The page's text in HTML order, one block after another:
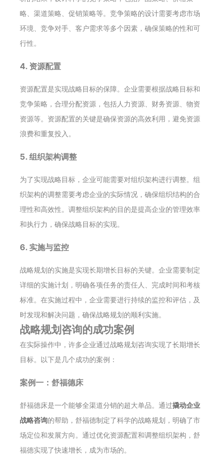
略、渠道策略、促销策略等。竞争策略的设计需要考虑市场
环境、竞争对手、客户需求等多个因素，确保策略的性和可
行性。
4. 资源配置
资源配置是实现战略目标的保障。企业需要根据战略目标和
竞争策略，合理分配资源，包括人力资源、财务资源、物资
资源等。资源配置的关键是确保资源的高效利用，避免资源
浪费和重复投入。
5. 组织架构调整
为了实现战略目标，企业可能需要对组织架构进行调整。组
织架构的调整需要考虑企业的实际情况，确保组织结构的合
理性和高效性。调整组织架构的目的是提高企业的管理效率
和执行力，确保战略目标的实现。
6. 实施与监控
战略规划的实施是实现长期增长目标的关键。企业需要制定
详细的实施计划，明确各项任务的责任人、完成时间和考核
标准。在实施过程中，企业需要进行持续的监控和评估，及
时发现和解决问题，确保战略规划的顺利实施。
战略规划咨询的成功案例
在实际操作中，许多企业通过战略规划咨询实现了长期增长
目标。以下是几个成功的案例：
案例一：舒福德床
舒福德床是一个能够全渠道分销的超大单品。通过撬动企业
战略咨询的帮助，舒福德制定了科学的战略规划，明确了市
场定位和发展方向。通过优化资源配置和调整组织架构，舒
福德实现了快速增长，成为市场的。